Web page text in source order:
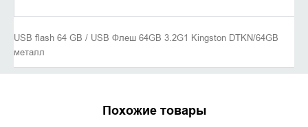
USB flash 64 GB / USB Флеш 64GB 3.2G1 Kingston DTKN/64GB
металл
Похожие товары